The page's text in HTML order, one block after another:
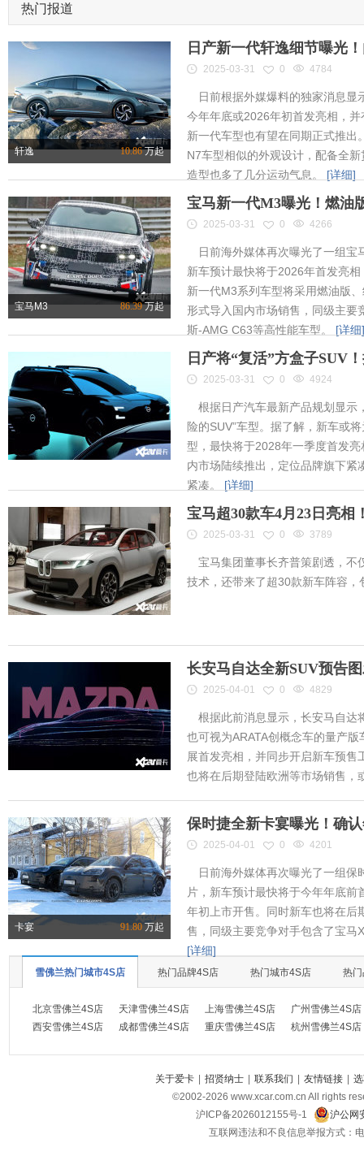
热门报道
轩逸 10.86万起
日产新一代轩逸细节曝光
2025-03-31 0 4784
日前根据外媒爆料的独家消息显
今年年底或2026年初首发亮相，
新一代车型也有望在同期正式推出
N7车型相似的外观设计，配备全
造型也多了几分运动气息。 [详细]
宝马M3 86.39万起
宝马新一代M3曝光！燃油
2025-03-31 0 4266
日前海外媒体再次曝光了一组宝
新车预计最快将于2026年首发亮
新一代M3系列车型将采用燃油版
形式导入国内市场销售，同级主要
斯-AMG C63等高性能车型。 [详细]
日产将“复活”方盒子SUV
2025-03-31 0 4924
根据日产汽车最新产品规划显示
险的SUV”车型。据了解，新车或
型，最快将于2028年一季度首发
内市场陆续推出，定位品牌旗下紧
紧凑。 [详细]
宝马超30款车4月23日亮
2025-03-31 0 3789
宝马集团董事长齐普策剧透，不
技术，还带来了超30款新车阵容
长安马自达全新SUV预告
2025-04-01 0 4829
根据此前消息显示，长安马自达
也可视为ARATA创概念车的量产
展首发亮相，并同步开启新车预售
也将在后期登陆欧洲等市场销售，
卡宴 91.80万起
保时捷全新卡宴曝光！确
2025-04-01 0 4201
日前海外媒体再次曝光了一组保
片，新车预计最快将于今年年底
年初上市开售。同时新车也将在后
售，同级主要竞争对手包含了宝马
[详细]
雪佛兰热门城市4S店 热门品牌4S店 热门城市4S店 热
北京雪佛兰4S店 天津雪佛兰4S店 上海雪佛兰4S店
广州雪佛兰4S店
西安雪佛兰4S店
成都雪佛兰4S店 重庆雪佛兰4S店 杭州雪佛兰4S店
关于爱卡 | 招贤纳士 | 联系我们 | 友情链接 |
©2002-2026 www.xcar.com.cn All rights
沪ICP备2026012155号-1
沪公网
互联网违法和不良信息举报方式：